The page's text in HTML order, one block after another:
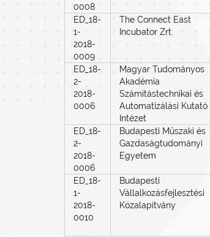
0008
ED_18-
1-
2018-
0009
The Connect East
Incubator Zrt.
ED_18-
2-
2018-
0006
Magyar Tudományos
Akadémia
Számítástechnikai és
Automatizálási Kutató
Intézet
ED_18-
2-
2018-
0006
Budapesti Műszaki és
Gazdaságtudományi
Egyetem
ED_18-
1-
2018-
0010
Budapesti
Vállalkozásfejlesztési
Közalapítvány